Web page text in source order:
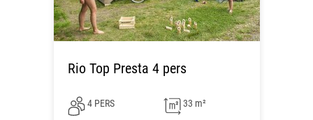
Rio Top Presta 4 pers
4 PERS 33 m²